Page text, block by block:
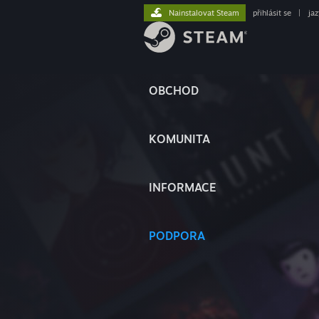
OBCHOD
KOMUNITA
INFORMACE
PODPORA
Nainstalovat Steam přihlásit se